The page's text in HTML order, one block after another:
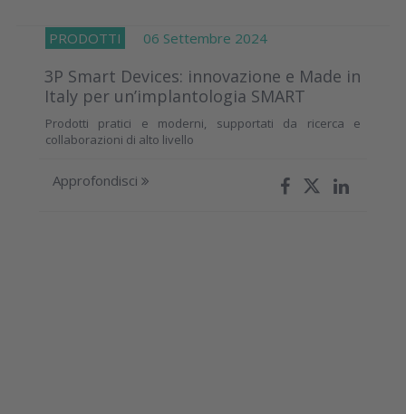
PRODOTTI 06 Settembre 2024
3P Smart Devices: innovazione e Made in
Italy per un’implantologia SMART
Prodotti pratici e moderni, supportati da ricerca e
collaborazioni di alto livello
Approfondisci